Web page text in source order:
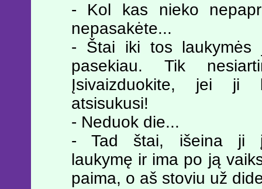
- Kol kas nieko
nepasakėte...
- Štai iki tos laukymės
pasekiau. Tik
Įsivaizduokite, jei ji
atsisukusi!
- Neduok die...
- Tad štai, išeina ji
laukymę ir ima po ją
paima, o aš stoviu už